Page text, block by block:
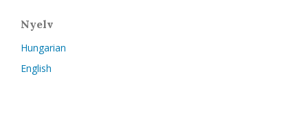
Nyelv
Hungarian
English